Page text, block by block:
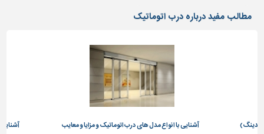
ساخت
مطالب مفید درباره درب اتوماتیک
آشنایی با انواع مدل های درب اتوماتیک و مزایا و معایب